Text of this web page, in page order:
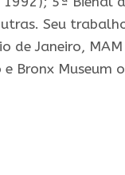
Seu
de Janeiro,
Bronx Museum